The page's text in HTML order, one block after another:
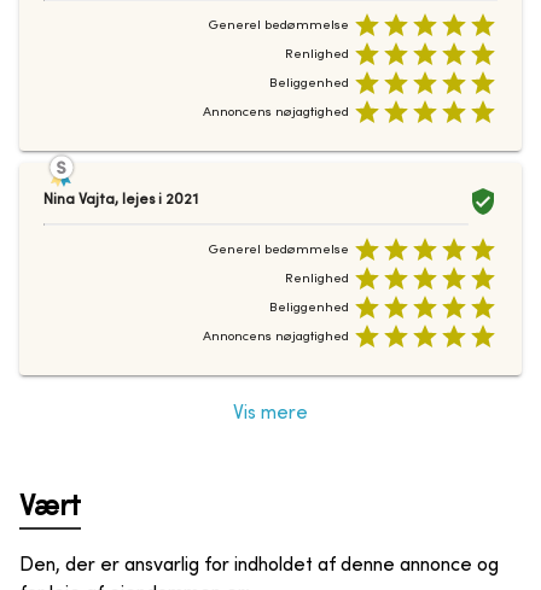
Generel bedømmelse
Renlighed
Beliggenhed
Annoncens nøjagtighed
Nina Vajta, lejes i 2021
Generel bedømmelse
Renlighed
Beliggenhed
Annoncens nøjagtighed
Vis mere
Vært
Den, der er ansvarlig for indholdet af denne annonce og